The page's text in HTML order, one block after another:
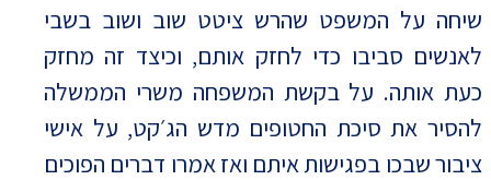
שיחה על המשפט שהרש ציטט שוב ושוב בשבי
לאנשים סביבו כדי לחזק אותם, וכיצד זה מחזק
כעת אותה. על בקשת המשפחה משרי הממשלה
להסיר את סיכת החטופים מדש הג׳קט, על אישי
ציבור שבכו בפגישות איתם ואז אמרו דברים הפוכים